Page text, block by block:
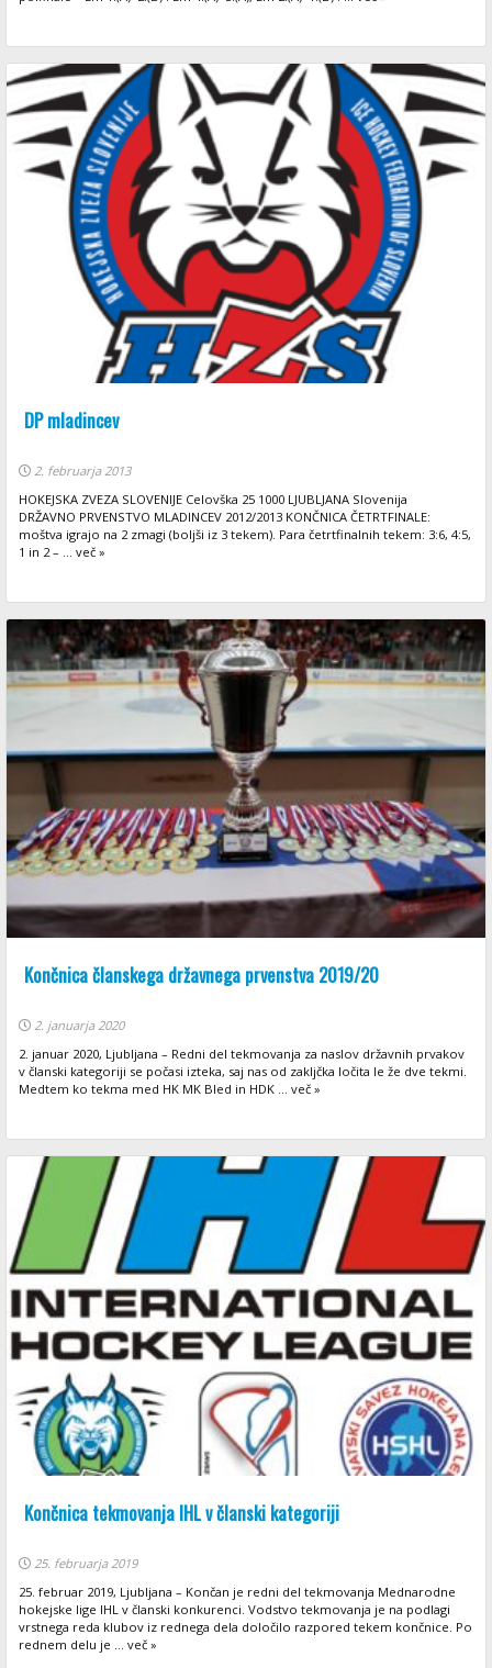
DP mladincev
2. februarja 2013
HOKEJSKA ZVEZA SLOVENIJE Celovška 25 1000 LJUBLJANA Slovenija
DRŽAVNO PRVENSTVO MLADINCEV 2012/2013 KONČNICA ČETRTFINALE:
moštva igrajo na 2 zmagi (boljši iz 3 tekem). Para četrtfinalnih tekem: 3:6, 4:5,
1 in 2 – ... več »
Končnica članskega državnega prvenstva 2019/20
2. januarja 2020
2. januar 2020, Ljubljana – Redni del tekmovanja za naslov državnih prvakov
v članski kategoriji se počasi izteka, saj nas od zakljčka ločita le že dve tekmi.
Medtem ko tekma med HK MK Bled in HDK ... več »
Končnica tekmovanja IHL v članski kategoriji
25. februarja 2019
25. februar 2019, Ljubljana – Končan je redni del tekmovanja Mednarodne
hokejske lige IHL v članski konkurenci. Vodstvo tekmovanja je na podlagi
vrstnega reda klubov iz rednega dela določilo razpored tekem končnice. Po
rednem delu je ... več »